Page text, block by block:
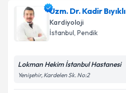
Uzm. Dr. Kadir Bıyıklı
Kardiyoloji
İstanbul, Pendik
Lokman Hekim İstanbul Hastanesi
Yenişehir, Kardelen Sk. No:2